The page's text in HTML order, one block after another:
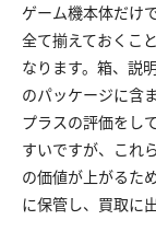
ゲーム機本体だけ
全て揃えておくこ
なります。箱、説
のパッケージに含
プラスの評価をし
すいですが、これ
の価値が上がるた
に保管し、買取に